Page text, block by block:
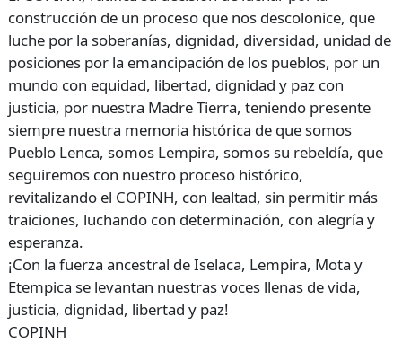
construcción de un proceso que nos descolonice, que
luche por la soberanías, dignidad, diversidad, unidad de
posiciones por la emancipación de los pueblos, por un
mundo con equidad, libertad, dignidad y paz con
justicia, por nuestra Madre Tierra, teniendo presente
siempre nuestra memoria histórica de que somos
Pueblo Lenca, somos Lempira, somos su rebeldía, que
seguiremos con nuestro proceso histórico,
revitalizando el COPINH, con lealtad, sin permitir más
traiciones, luchando con determinación, con alegría y
esperanza.
¡Con la fuerza ancestral de Iselaca, Lempira, Mota y
Etempica se levantan nuestras voces llenas de vida,
justicia, dignidad, libertad y paz!
COPINH